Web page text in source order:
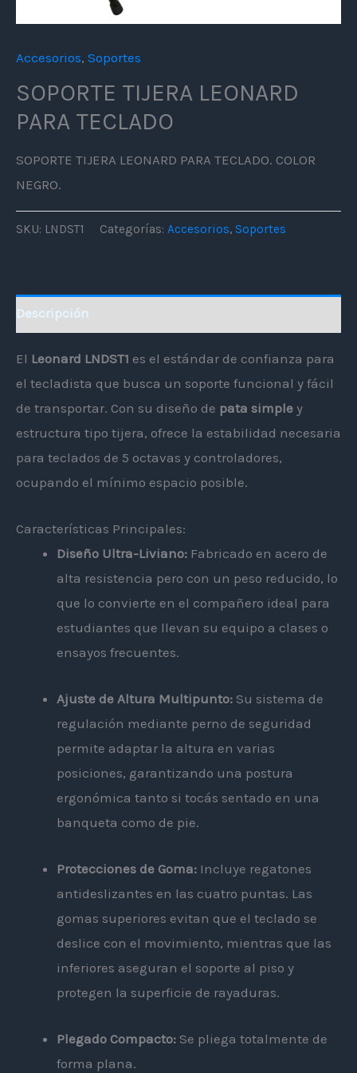
Accesorios, Soportes
SOPORTE TIJERA LEONARD
PARA TECLADO
SOPORTE TIJERA LEONARD PARA TECLADO. COLOR
NEGRO.
SKU: LNDST1 Categorías: Accesorios, Soportes
Descripción
El Leonard LNDST1 es el estándar de confianza para
el tecladista que busca un soporte funcional y fácil
de transportar. Con su diseño de pata simple y
estructura tipo tijera, ofrece la estabilidad necesaria
para teclados de 5 octavas y controladores,
ocupando el mínimo espacio posible.
Características Principales:
Diseño Ultra-Liviano: Fabricado en acero de
alta resistencia pero con un peso reducido, lo
que lo convierte en el compañero ideal para
estudiantes que llevan su equipo a clases o
ensayos frecuentes.
Ajuste de Altura Multipunto: Su sistema de
regulación mediante perno de seguridad
permite adaptar la altura en varias
posiciones, garantizando una postura
ergonómica tanto si tocás sentado en una
banqueta como de pie.
Protecciones de Goma: Incluye regatones
antideslizantes en las cuatro puntas. Las
gomas superiores evitan que el teclado se
deslice con el movimiento, mientras que las
inferiores aseguran el soporte al piso y
protegen la superficie de rayaduras.
Plegado Compacto: Se pliega totalmente de
forma plana.